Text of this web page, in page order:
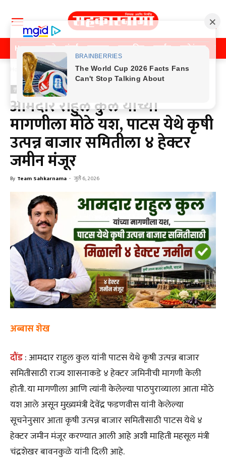
Home पुणे मुंबई महाराष्ट्र राजकीय क्राईम मनोरंजन
Home कृषी
कृषी
आमदार राहुल कुल यांच्या
मागणीला मोठे यश, पाटस येथे कृषी
उत्पन्न बाजार समितीला ४ हेक्टर
जमीन मंजूर
By Team Sahkarnama - जुलै 6, 2026
अब्बास शेख
दौंड: आमदार राहुल कुल यांनी पाटस येथे कृषी उत्पन्न बाजार
समितीसाठी राज्य शासनाकडे ४ हेक्टर जमिनीची मागणी केली
होती. या मागणीला आणि त्यांनी केलेल्या पाठपुराव्याला आता मोठे
यश आले असून मुख्यमंत्री देवेंद्र फडणवीस यांनी केलेल्या
सूचनेनुसार आता कृषी उत्पन्न बाजार समितीसाठी पाटस येथे ४
हेक्टर जमीन मंजूर करण्यात आली आहे अशी माहिती महसूल मंत्री
चंद्रशेखर बावनकुळे यांनी दिली आहे.